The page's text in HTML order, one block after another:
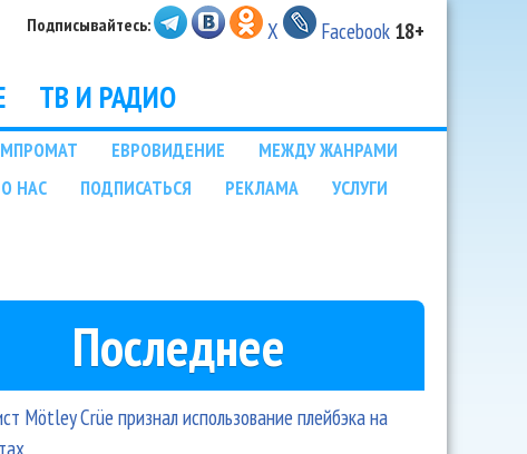
Подписывайтесь: X Facebook 18+
ТВ И РАДИО
ЕВРОВИДЕНИЕ
МЕЖДУ ЖАНРАМИ
О НАС ПОДПИСАТЬСЯ РЕКЛАМА
УСЛУГИ
Последнее
Mötley Crüe признал использование плейбэка на